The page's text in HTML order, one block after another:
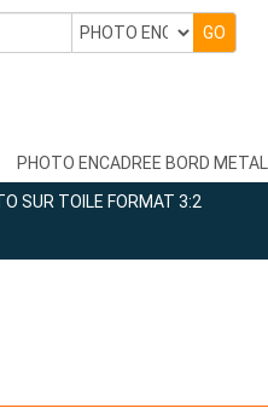
PHOTO ENCADREE BORD METAL
SUR TOILE FORMAT 3:2